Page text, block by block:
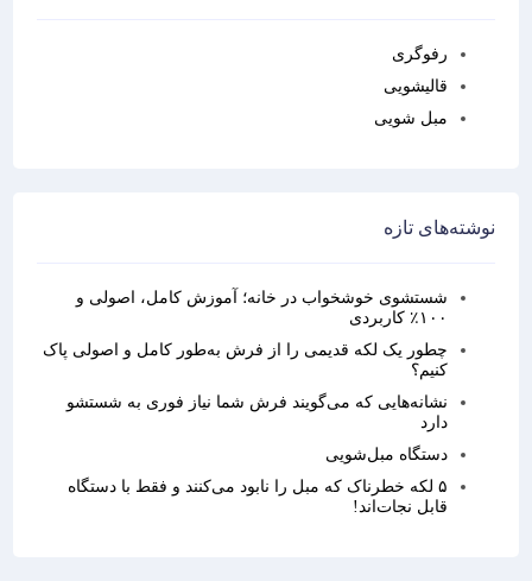
رفوگری
قالیشویی
مبل شویی
نوشته‌های تازه
شستشوی خوشخواب در خانه؛ آموزش کامل، اصولی و
۱۰۰٪ کاربردی
چطور یک لکه قدیمی را از فرش به‌طور کامل و اصولی پاک
کنیم؟
نشانه‌هایی که می‌گویند فرش شما نیاز فوری به شستشو
دارد
دستگاه مبل‌شویی
۵ لکه‌ خطرناک که مبل را نابود می‌کنند و فقط با دستگاه
قابل نجات‌اند!